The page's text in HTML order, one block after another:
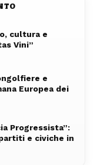
cultura e
Vini”
e
Europea dei
Progressista”:
e civiche in